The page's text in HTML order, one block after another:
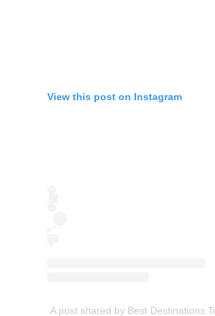
View this post on Instagram
A post shared by Best Destinations